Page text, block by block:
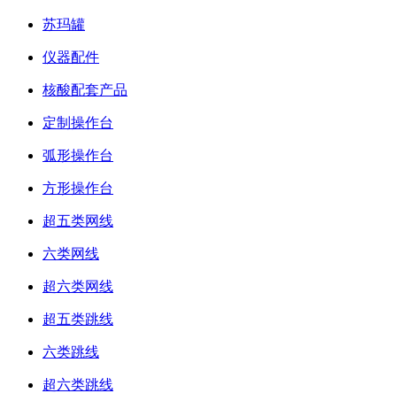
苏玛罐
仪器配件
核酸配套产品
定制操作台
弧形操作台
方形操作台
超五类网线
六类网线
超六类网线
超五类跳线
六类跳线
超六类跳线